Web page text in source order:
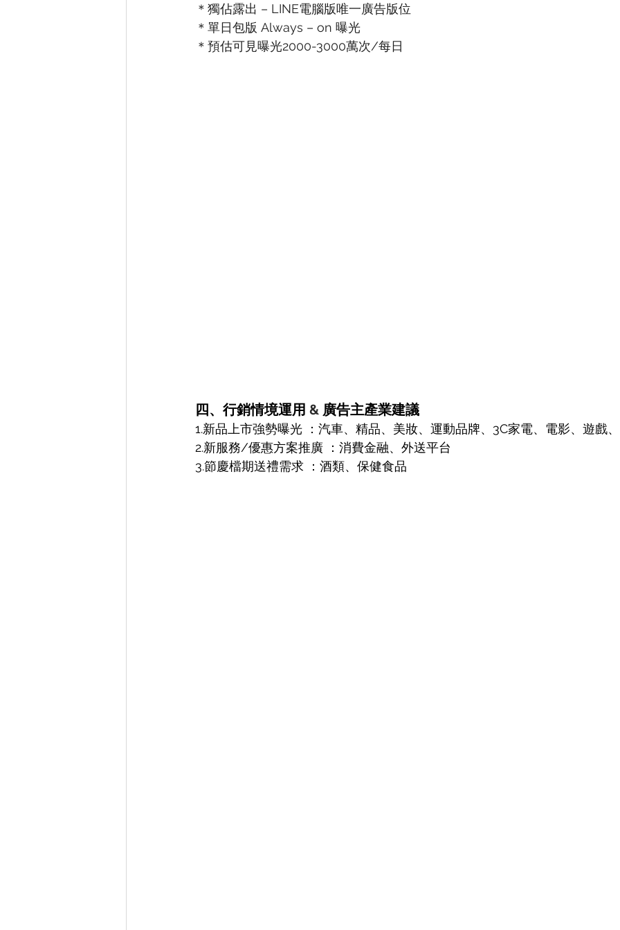
＊獨佔露出 – LINE電腦版唯一廣告版位
＊單日包版 Always – on 曝光
＊預估可見曝光2000-3000萬次/每日
四、行銷情境運用 & 廣告主產業建議
1.新品上市強勢曝光 ：汽車、精品、美妝、運動品牌、3C家電、電影、遊戲
2.新服務/優惠方案推廣 ：消費金融、外送平台
3.節慶檔期送禮需求 ：酒類、保健食品